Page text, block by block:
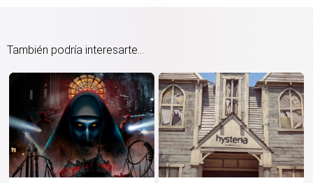
También podría interesarte...